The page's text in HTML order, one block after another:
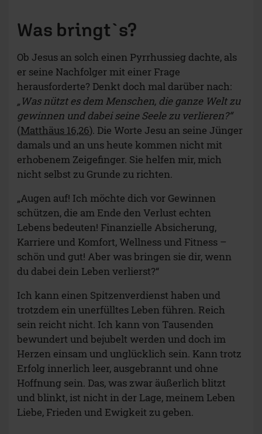
Was bringt`s?
Ob Jesus an solch einen Pyrrhussieg dachte, als
er seine Nachfolger mit einer Frage
herausforderte? Denkt doch mal darüber nach:
„Was nützt es dem Menschen, die ganze Welt zu
gewinnen und dabei seine Seele zu verlieren?“
(Matthäus 16,26). Die Worte Jesu an seine Jünger
damals und an uns heute kommen nicht mit
erhobenem Zeigefinger. Sie helfen mir, mich
nicht selbst zu Grunde zu richten.
„Augen auf! Ich möchte dich vor Gewinnen
schützen, die am Ende den Verlust echten
Lebens bedeuten! Finanzielle Absicherung,
Karriere und Komfort, Wellness und Fitness –
schön und gut! Aber was bringen sie dir, wenn
du dabei dein Leben verlierst?“
Ich kann einen Spitzenverdienst haben und
trotzdem ein unerfülltes Leben führen. Reich
sein reicht nicht. Ich kann von Tausenden
bewundert und bejubelt werden und doch im
Herzen einsam und unglücklich sein. Kann trotz
Erfolg innerlich leer, ausgebrannt und ohne
Hoffnung sein. Das, was zwar äußerlich blitzt
und blinkt, ist nicht in der Lage, meinem Leben
Liebe, Frieden und Ewigkeit zu geben.